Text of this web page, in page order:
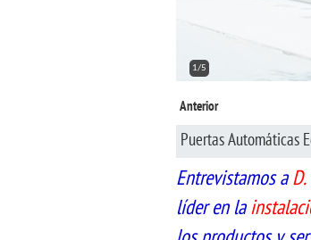
2/5
Anterior
Puertas Automáticas
Entrevistamos a
líder en la